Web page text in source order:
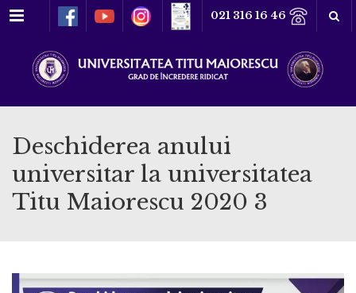
Meniu 021 316 16 46
Deschiderea anului
universitar la universitatea
Titu Maiorescu 2020 3